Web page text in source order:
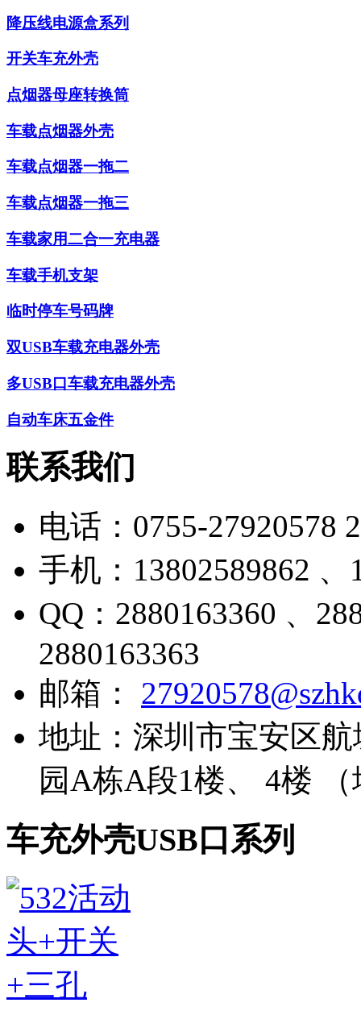
降压线电源盒系列
开关车充外壳
点烟器母座转换筒
车载点烟器外壳
车载点烟器一拖二
车载点烟器一拖三
车载家用二合一充电器
车载手机支架
临时停车号码牌
双USB车载充电器外壳
多USB口车载充电器外壳
自动车床五金件
联系我们
电话： 0755-27920578
手机： 13802589862 、
QQ： 2880163360 、
2880163363
邮箱：
地址： 深圳市宝安区
园A栋A段1楼、 4楼
车充外壳USB口系列